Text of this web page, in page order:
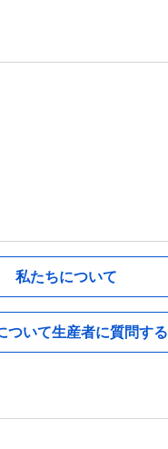
私たちについて
ついて生産者に質問する